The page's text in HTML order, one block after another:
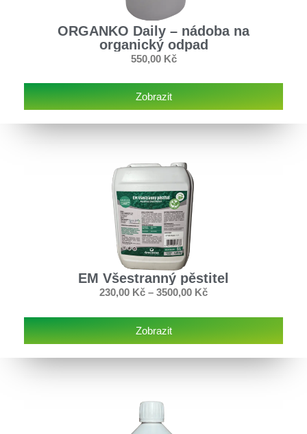
ORGANKO Daily – nádoba na
organický odpad
550,00 Kč
Zobrazit
EM Všestranný pěstitel
230,00 Kč – 3500,00 Kč
Zobrazit